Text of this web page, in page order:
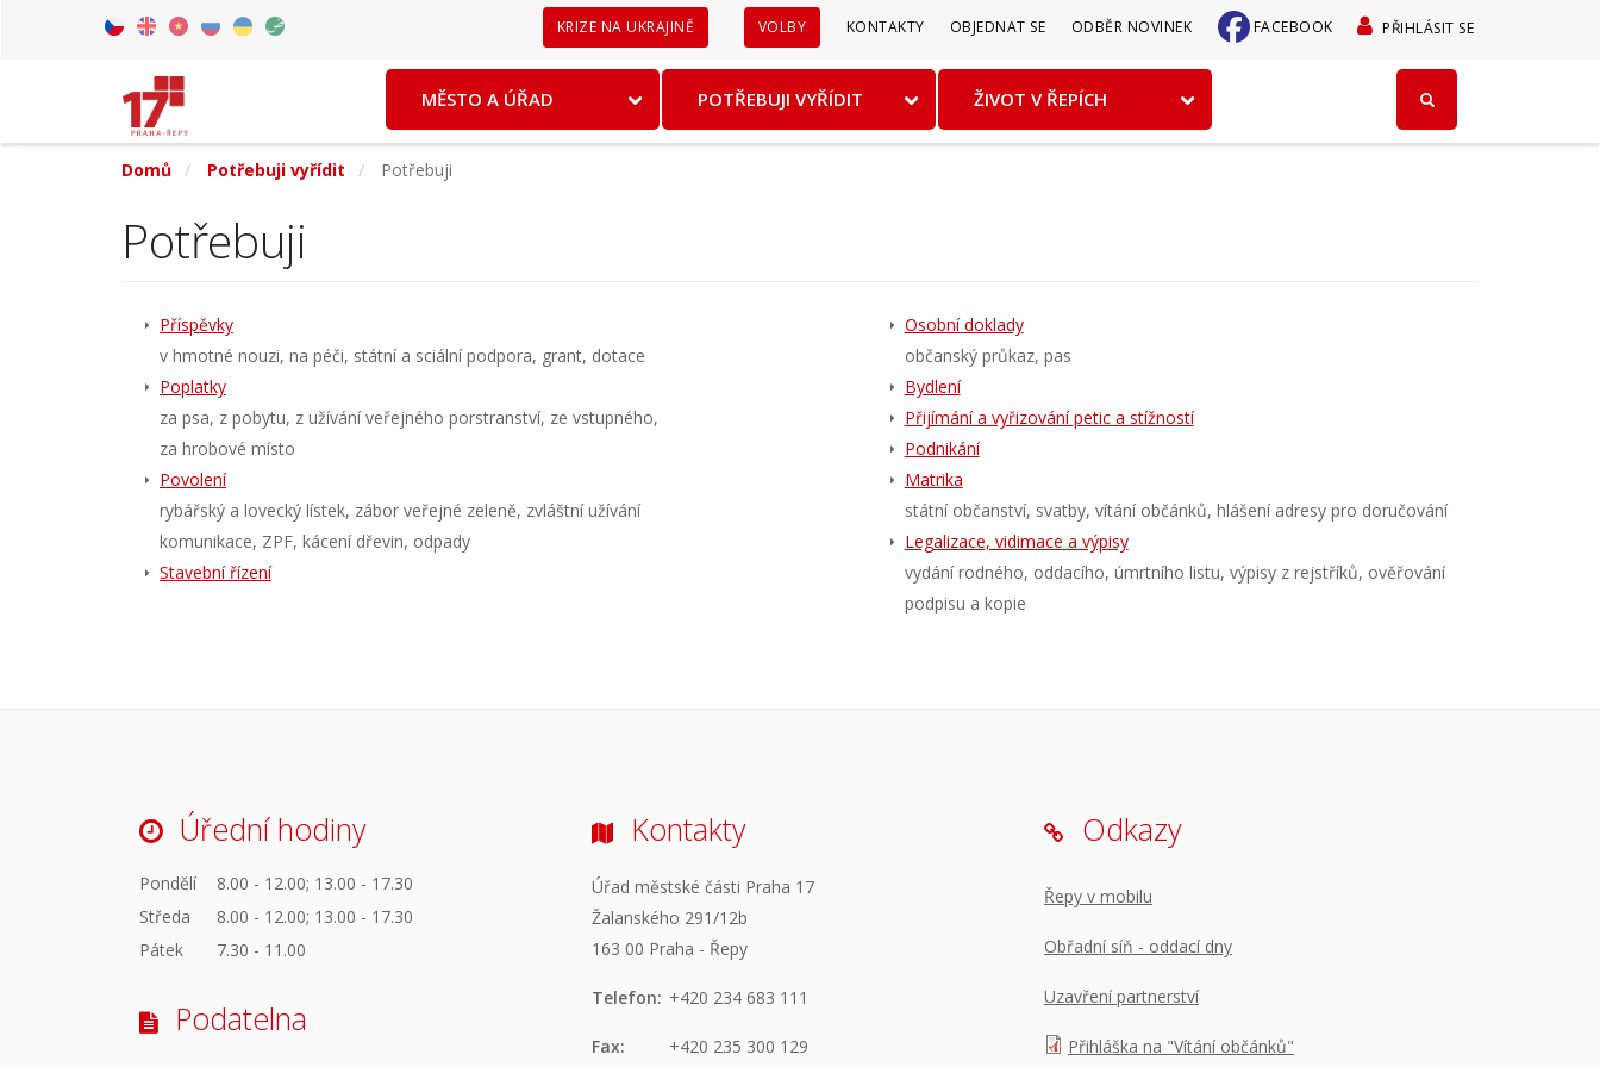
User
account
menu
PŘIHLÁSIT SE
Sekundární
menu
KRIZE NA UKRAJINĚ VOLBY KONTAKTY OBJEDNAT SE ODBĚR NOVINEK FACEBOOK
MĚSTO A ÚŘAD POTŘEBUJI VYŘÍDIT ŽIVOT V ŘEPÍCH
Domů Potřebuji vyřídit Potřebuji
Potřebuji
Osobní doklady
občanský průkaz, pas
Bydlení
Přijímání a vyřizování petic a stížností
Podnikání
Matrika
státní občanství, svatby, vítání občánků, hlášení adresy pro doručování
Legalizace, vidimace a výpisy
vydání rodného, oddacího, úmrtního listu, výpisy z rejstříků, ověřování
podpisu a kopie
Příspěvky
v hmotné nouzi, na péči, státní a sciální podpora, grant, dotace
Poplatky
za psa, z pobytu, z užívání veřejného porstranství, ze vstupného,
za hrobové místo
Povolení
rybářský a lovecký lístek, zábor veřejné zeleně, zvláštní užívání
komunikace, ZPF, kácení dřevin, odpady
Stavební řízení
Úřední hodiny
Pondělí
8.00 - 12.00; 13.00 - 17.30
Středa
8.00 - 12.00; 13.00 - 17.30
Pátek
7.30 - 11.00
Podatelna
Kontakty
Úřad městské části Praha 17
Žalanského 291/12b
163 00 Praha - Řepy
Telefon: +420 234 683 111
Fax: +420 235 300 129
Odkazy
Řepy v mobilu
Obřadní síň - oddací dny
Uzavření partnerství
Přihláška na "Vítání občánků"